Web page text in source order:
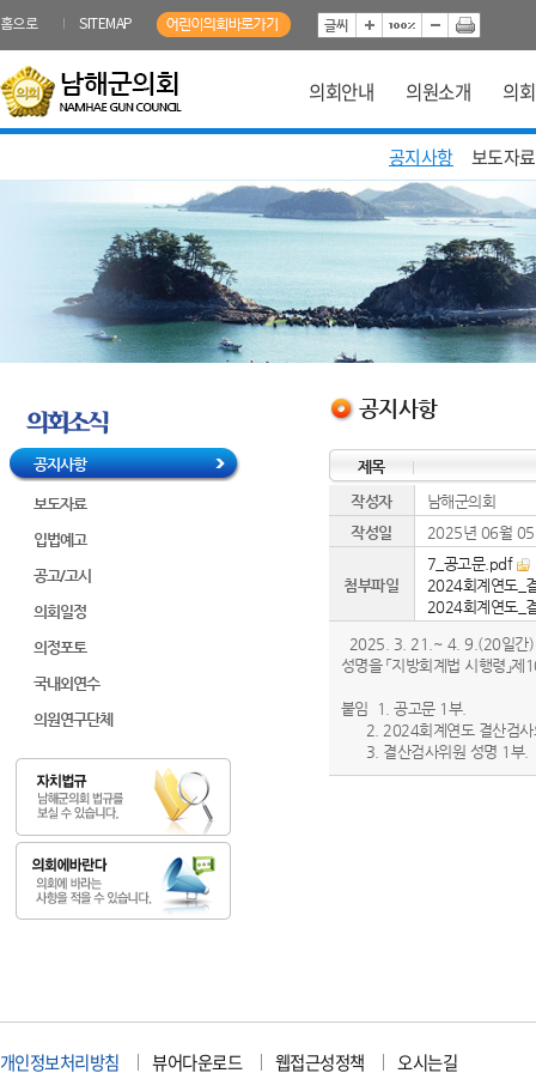
홈으로
SITEMAP
의회안내 의원소개 의
공지사항 보도자료
공지사항
보도자료
입법예고
공고/고시
의회일정
의정포토
국내외연수
의원연구단체
공지사항
제목
작성자
남해군의회
작성일
2025년 06월
첨부파일
7_공고문.pdf
2024회계연도_
2024회계연도_
2025. 3. 21.~ 4. 9.(20일간)
성명을 「지방회계법 시행령
붙임 1. 공고문 1부.
2. 2024회계연도 결산검
3. 결산검사위원 성명 1부.
개인정보처리방침 뷰어다운로드 웹접근성정책 오시는길